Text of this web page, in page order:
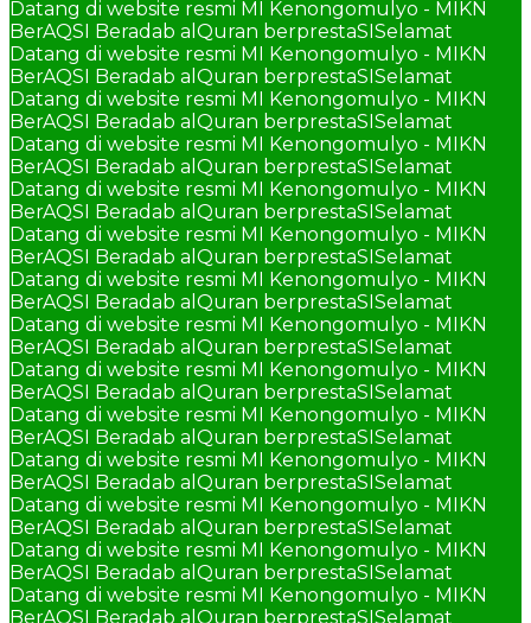
Datang di website resmi MI Kenongomulyo - MIKN
BerAQSI Beradab alQuran berprestaSISelamat
Datang di website resmi MI Kenongomulyo - MIKN
BerAQSI Beradab alQuran berprestaSISelamat
Datang di website resmi MI Kenongomulyo - MIKN
BerAQSI Beradab alQuran berprestaSISelamat
Datang di website resmi MI Kenongomulyo - MIKN
BerAQSI Beradab alQuran berprestaSISelamat
Datang di website resmi MI Kenongomulyo - MIKN
BerAQSI Beradab alQuran berprestaSISelamat
Datang di website resmi MI Kenongomulyo - MIKN
BerAQSI Beradab alQuran berprestaSISelamat
Datang di website resmi MI Kenongomulyo - MIKN
BerAQSI Beradab alQuran berprestaSISelamat
Datang di website resmi MI Kenongomulyo - MIKN
BerAQSI Beradab alQuran berprestaSISelamat
Datang di website resmi MI Kenongomulyo - MIKN
BerAQSI Beradab alQuran berprestaSISelamat
Datang di website resmi MI Kenongomulyo - MIKN
BerAQSI Beradab alQuran berprestaSISelamat
Datang di website resmi MI Kenongomulyo - MIKN
BerAQSI Beradab alQuran berprestaSISelamat
Datang di website resmi MI Kenongomulyo - MIKN
BerAQSI Beradab alQuran berprestaSISelamat
Datang di website resmi MI Kenongomulyo - MIKN
BerAQSI Beradab alQuran berprestaSISelamat
Datang di website resmi MI Kenongomulyo - MIKN
BerAQSI Beradab alQuran berprestaSISelamat